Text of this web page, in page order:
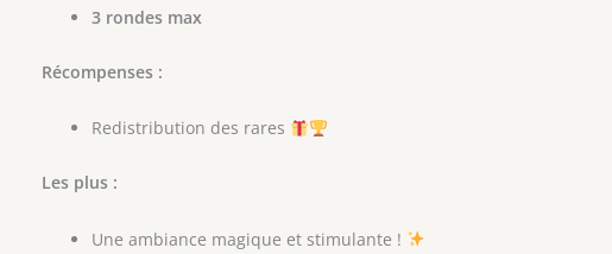
3 rondes max
Récompenses :
Redistribution des rares
Les plus :
Une ambiance magique et stimulante !